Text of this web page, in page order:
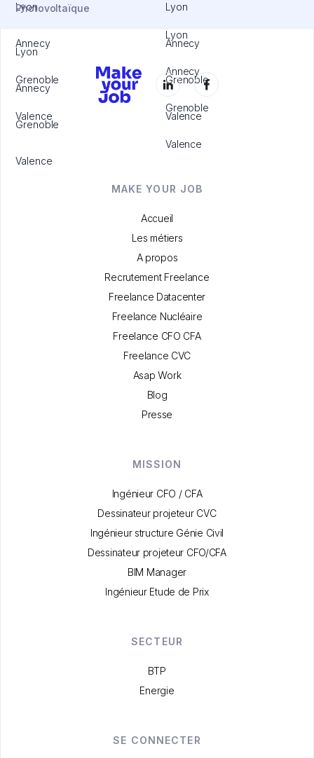
Lyon
Annecy
Grenoble
Valence
Lyon
Annecy
Grenoble
Valence
Photovoltaïque
Lyon
Annecy
Grenoble
Valence
Lyon
Annecy
Grenoble
Valence
MAKE YOUR JOB
Accueil
Les métiers
A propos
Recrutement Freelance
Freelance Datacenter
Freelance Nucléaire
Freelance CFO CFA
Freelance CVC
Asap Work
Blog
Presse
MISSION
Ingénieur CFO / CFA
Dessinateur projeteur CVC
Ingénieur structure Génie Civil
Dessinateur projeteur CFO/CFA
BIM Manager
Ingénieur Etude de Prix
SECTEUR
BTP
Energie
SE CONNECTER